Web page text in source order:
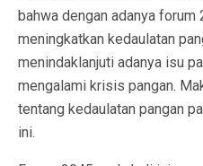
bahwa dengan adanya forum
meningkatkan kedaulatan
menindaklanjuti adanya isu
mengalami krisis pangan.
tentang kedaulatan pangan
ini.